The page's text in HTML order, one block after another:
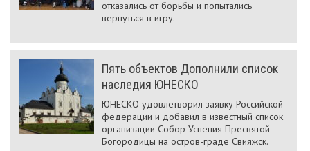
отказались от борьбы и попытались
вернуться в игру.
Пять объектов Дополнили список
наследия ЮНЕСКО
ЮНЕСКО удовлетворил заявку Российской
федерации и добавил в известный список
организации Собор Успения Пресвятой
Богородицы на остров-граде Свияжск.